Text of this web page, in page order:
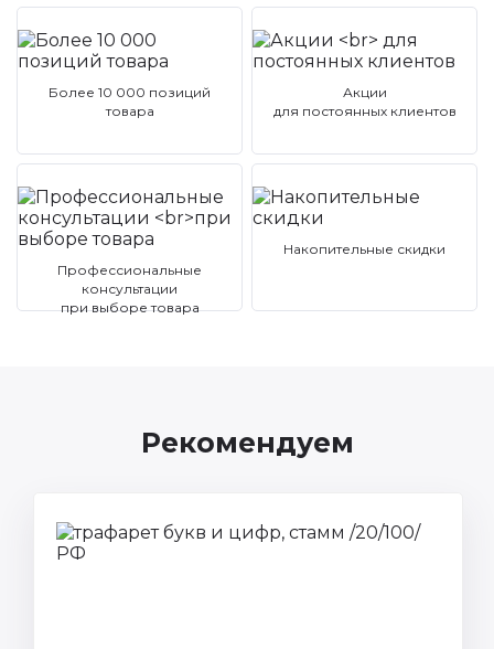
Более 10 000 позиций
товара
Акции
для постоянных клиентов
Профессиональные
консультации
при выборе товара
Накопительные скидки
Рекомендуем